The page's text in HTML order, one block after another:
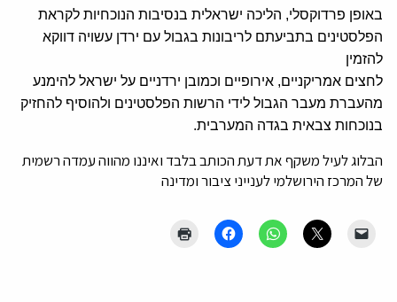
באופן פרדוקסלי, הליכה ישראלית בנסיבות הנוכחיות לקראת
הפלסטינים בתביעתם לריבונות בגבול עם ירדן עשויה דווקא
להזמין
לחצים אמריקניים, אירופיים וכמובן ירדניים על ישראל להימנע
מהעברת מעבר הגבול לידי הרשות הפלסטינים ולהוסיף להחזיק
בנוכחות צבאית בגדה המערבית.
הבלוג לעיל משקף את דעת הכותב בלבד ואיננו מהווה עמדה רשמית
של המרכז הירושלמי לענייני ציבור ומדינה